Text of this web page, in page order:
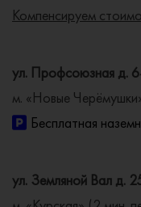
Компенсируем
ул. Профсоюзная д.
м. «Новые
Бесплатная
ул. Земляной Вал д.